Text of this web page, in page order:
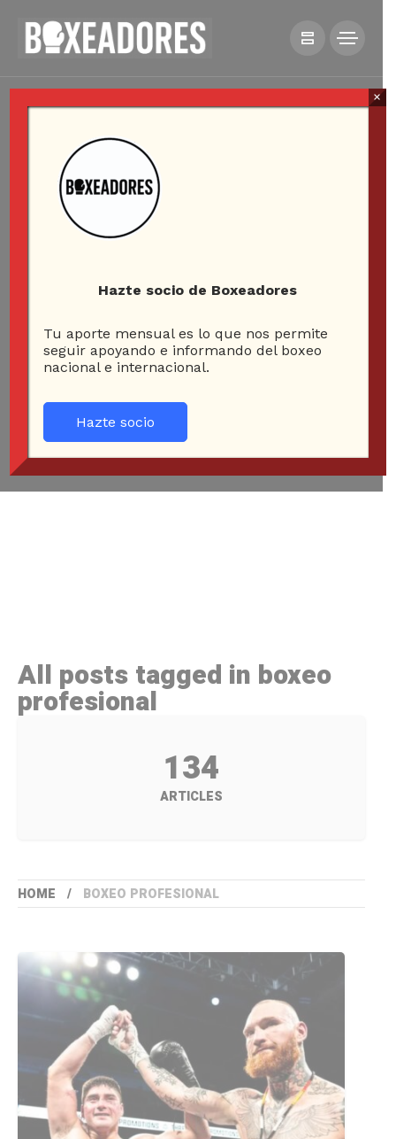
All posts tagged in boxeo
profesional
134
ARTICLES
HOME BOXEO PROFESIONAL
Hazte socio de Boxeadores
Tu aporte mensual es lo que nos permite
seguir apoyando e informando del boxeo
nacional e internacional.
Hazte socio
×